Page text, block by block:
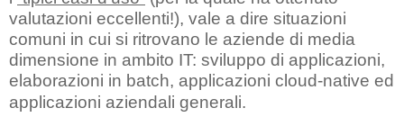
valutazioni eccellenti!), vale a dire situazioni
comuni in cui si ritrovano le aziende di media
dimensione in ambito IT: sviluppo di applicazioni,
elaborazioni in batch, applicazioni cloud-native ed
applicazioni aziendali generali.